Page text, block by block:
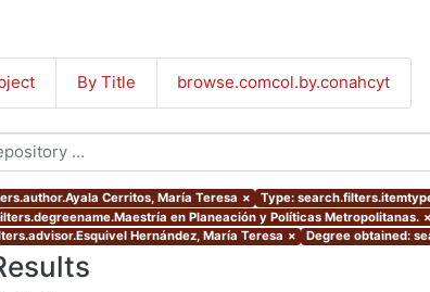
By Title browse.comcol.by.conahcyt
Cerritos, María Teresa × Type:
en Planeación y Políticas Metropolitanas. ×
Hernández, María Teresa × Degree obtained: